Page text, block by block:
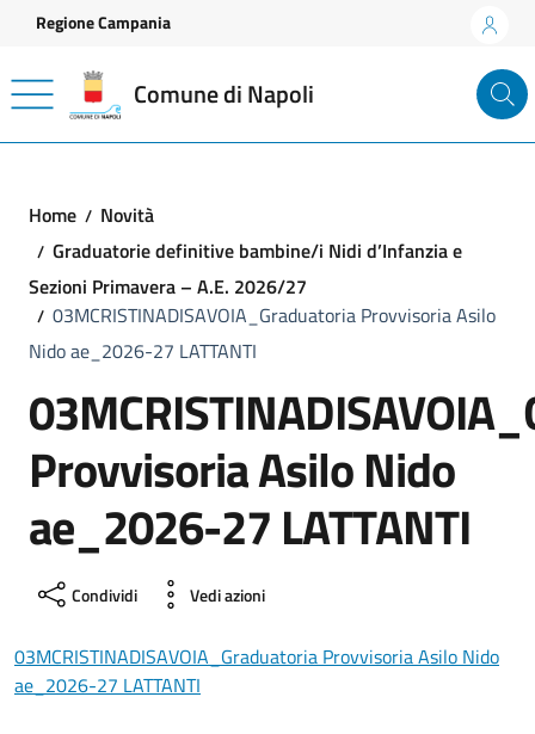
Vai ai contenuti
Vai al footer
Regione Campania
Comune di Napoli
Home
Novità
Graduatorie definitive bambine/i Nidi d’Infanzia e
Sezioni Primavera – A.E. 2026/27
03MCRISTINADISAVOIA_Graduatoria Provvisoria Asilo
Nido ae_2026-27 LATTANTI
Provvisoria Asilo Nido
ae_2026-27 LATTANTI
Condividi Vedi azioni
03MCRISTINADISAVOIA_Graduatoria Provvisoria Asilo Nido
ae_2026-27 LATTANTI